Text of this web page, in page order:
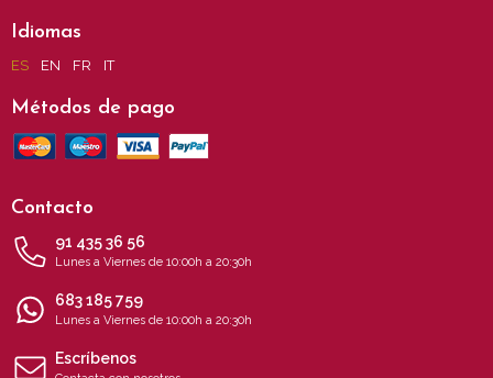
Idiomas
ES EN FR IT
Métodos de pago
Contacto
91 435 36 56
Lunes a Viernes de 10:00h a 20:30h
683 185 759
Lunes a Viernes de 10:00h a 20:30h
Escríbenos